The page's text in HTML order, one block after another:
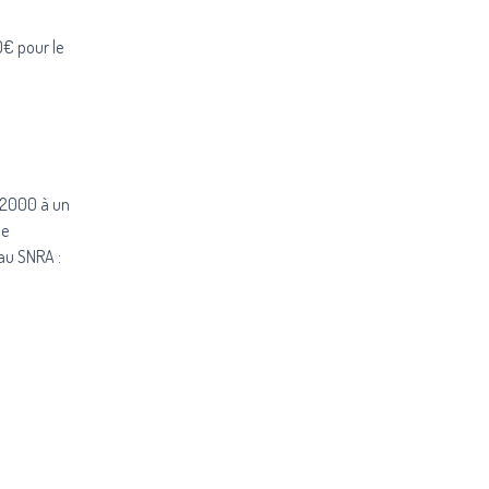
pour le
à un
SNRA :